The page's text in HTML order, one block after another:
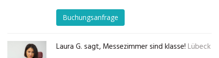
Buchungsanfrage
Laura G. sagt, Messezimmer sind klasse! Lübeck